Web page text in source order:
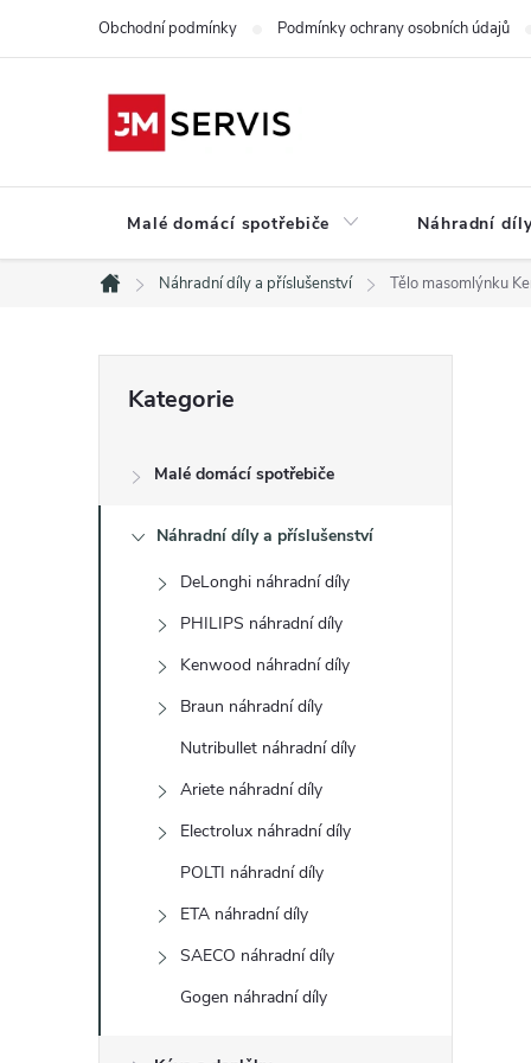
Obchodní podmínky Podmínky ochrany osobních údajů
Malé domácí spotřebiče Náhradní
Domů
Náhradní díly a příslušenství Tělo masomlýnku
s
n
kategorie
Kategorie
Malé domácí spotřebiče
Náhradní díly a příslušenství
DeLonghi náhradní díly
PHILIPS náhradní díly
Kenwood náhradní díly
Braun náhradní díly
Nutribullet náhradní díly
Ariete náhradní díly
Electrolux náhradní díly
POLTI náhradní díly
ETA náhradní díly
SAECO náhradní díly
Gogen náhradní díly